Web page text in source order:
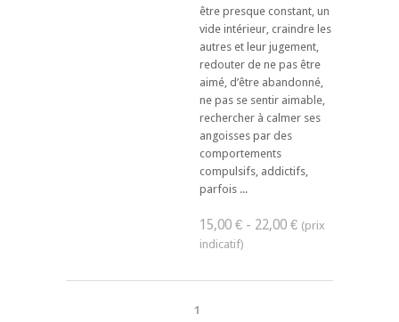
être presque constant, un
vide intérieur, craindre les
autres et leur jugement,
redouter de ne pas être
aimé, d’être abandonné,
ne pas se sentir aimable,
rechercher à calmer ses
angoisses par des
comportements
compulsifs, addictifs,
parfois ...
15,00 € - 22,00 €
1